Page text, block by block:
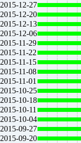
2015-12-27
2015-12-20
2015-12-13
2015-12-06
2015-11-29
2015-11-22
2015-11-15
2015-11-08
2015-11-01
2015-10-25
2015-10-18
2015-10-11
2015-10-04
2015-09-27
2015-09-20